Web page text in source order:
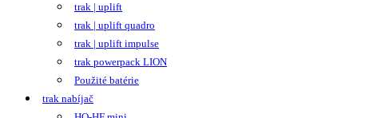
trak | uplift
trak | uplift quadro
trak | uplift impulse
trak powerpack LION
Použité batérie
trak nabíjač